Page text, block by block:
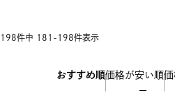
おすすめ順価格が安い順
198件中 181 - 198件表示